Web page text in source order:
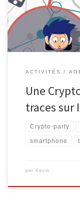
d’écriture.
d’augmenter tandis
ACTIVITÉS
Une
traces sur
Crypto-party
smartphone
par Kevin